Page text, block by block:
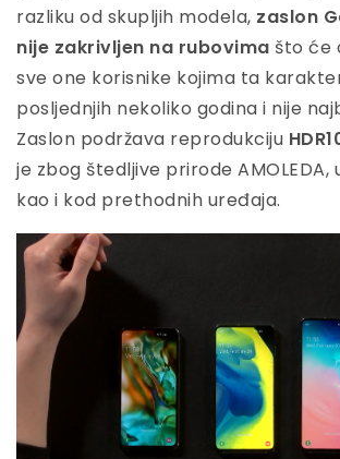
razliku od skupljih modela, zaslon
nije zakrivljen na rubovima što će
sve one korisnike kojima ta
posljednjih nekoliko godina i nije
Zaslon podržava reprodukciju
je zbog štedljive prirode AMOLEDA,
kao i kod prethodnih uređaja.